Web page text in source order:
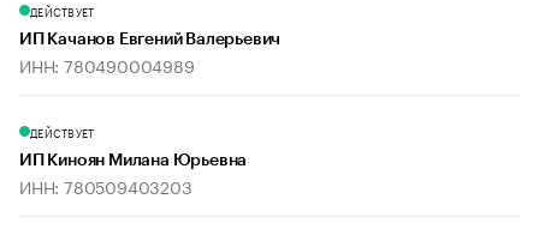
ДЕЙСТВУЕТ
ИП Качанов Евгений Валерьевич
ИНН: 780490004989
ДЕЙСТВУЕТ
ИП Киноян Милана Юрьевна
ИНН: 780509403203